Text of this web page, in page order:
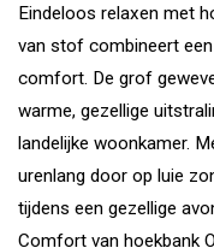
Eindeloos relaxen met
van stof combineert
comfort. De grof
warme, gezellige
landelijke woonkamer.
urenlang door op luie
tijdens een gezellige
Comfort van hoekbank